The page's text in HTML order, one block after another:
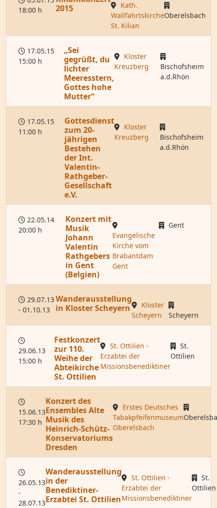
18:00 h
2015
Kath.
Wallfahrtskirche
St. Kilian
Oberelsbach
17.05.15
15:00 h
„Sei
gegrüßt, du
lichter
Meeresstern,
Gottes hohe
Mutter“
Kloster
Kreuzberg
Bischofsheim
a.d.Rhön
17.05.15
11:00 h
Gottesdienst
zum 20-
jährigen
Bestehen
der Int.
Valentin-
Rathgeber-
Gesellschaft
e.V.
Kloster
Kreuzberg
Bischofsheim
a.d.Rhön
22.05.14
20:00 h
Konzert mit
Musik
Johann
Valentin
Rathgebers
in Gent
(Belgien)
Evangelische
Kirche vom
Brabantdam
Gent
Gent
29.07.13
- 01.10.13
Wanderausstellung
in Kloster Scheyern
Kloster
Scheyern
Scheyern
29.06.13
15:00 h
Festkonzert
zur 110.
Weihe der
Abteikirche
St. Ottilien
St. Ottilien -
Erzabtei der
Missionsbenediktiner
St.
Ottilien
15.06.13
17:30 h
Konzert des
Ensembles Alte
Musik des
Heinrich-Schütz-
Konservatoriums
Dresden
Erstes Deutsches
Tabakpfeifenmuseum
Oberelsbach
26.05.13
-
28.07.13
Wanderausstellung
in der
Benediktiner-
Erzabtei St. Ottilien
St. Ottilien -
Erzabtei der
Missionsbenediktiner
St.
Ottilien